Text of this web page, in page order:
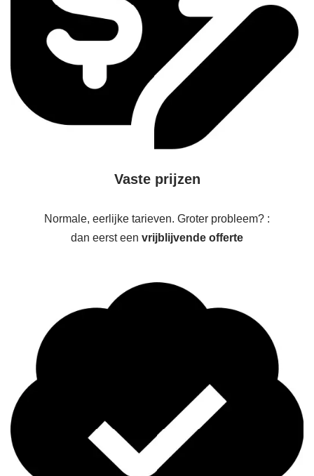
Vaste prijzen
Normale, eerlijke tarieven. Groter probleem? :
dan eerst een vrijblijvende offerte